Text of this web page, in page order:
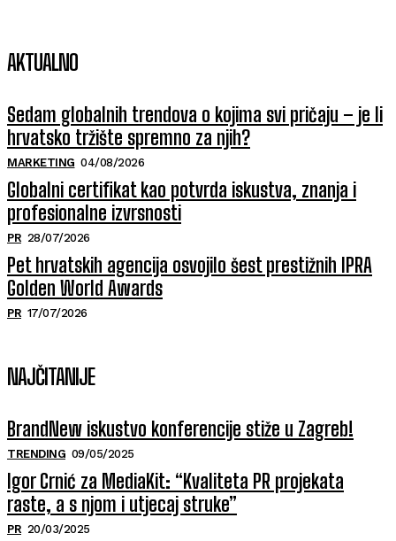
AKTUALNO
Sedam globalnih trendova o kojima svi pričaju – je li
hrvatsko tržište spremno za njih?
MARKETING 04/08/2026
Globalni certifikat kao potvrda iskustva, znanja i
profesionalne izvrsnosti
PR 28/07/2026
Pet hrvatskih agencija osvojilo šest prestižnih IPRA
Golden World Awards
PR 17/07/2026
NAJČITANIJE
BrandNew iskustvo konferencije stiže u Zagreb!
TRENDING 09/05/2025
Igor Crnić za MediaKit: “Kvaliteta PR projekata
raste, a s njom i utjecaj struke”
PR 20/03/2025